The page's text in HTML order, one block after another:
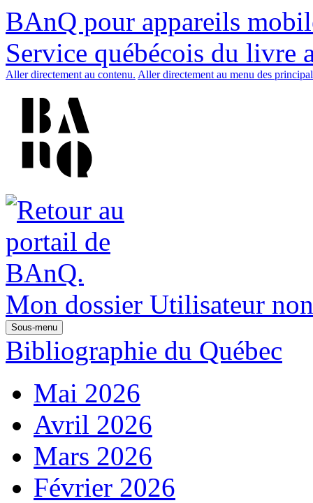
BAnQ pour appareils
Service québécois du livre
Aller directement au contenu. Aller directement au menu des
Mon dossier Utilisateur
Sous-menu
Bibliographie du Québec
Mai 2026
Avril 2026
Mars 2026
Février 2026